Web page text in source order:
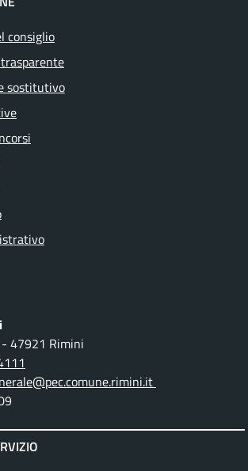
consiglio
sostitutivo
- 47921 Rimini